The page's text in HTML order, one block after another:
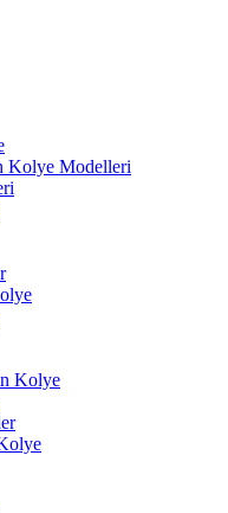
Kolye Modelleri
Kolye